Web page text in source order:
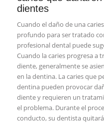
dientes
Cuando el daño de una
profundo para ser tratado
profesional dental puede
Cuando la caries progresa a
diente, generalmente se
en la dentina. La caries que
dentina pueden provocar
diente y requieren un
el problema. Durante el
conducto, su dentista